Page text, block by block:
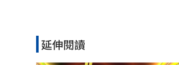
延伸閱讀